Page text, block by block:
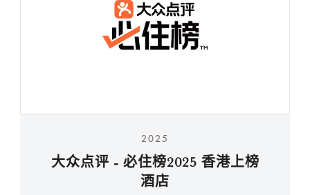
2025
大众点评 - 必住榜2025 香港上榜
酒店